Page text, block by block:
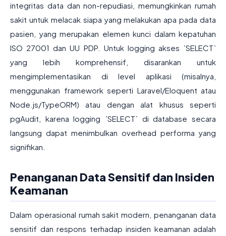
integritas data dan non-repudiasi, memungkinkan rumah
sakit untuk melacak siapa yang melakukan apa pada data
pasien, yang merupakan elemen kunci dalam kepatuhan
ISO 27001 dan UU PDP. Untuk logging akses `SELECT`
yang lebih komprehensif, disarankan untuk
mengimplementasikan di level aplikasi (misalnya,
menggunakan framework seperti Laravel/Eloquent atau
Node.js/TypeORM) atau dengan alat khusus seperti
pgAudit, karena logging `SELECT` di database secara
langsung dapat menimbulkan overhead performa yang
signifikan.
Penanganan Data Sensitif dan Insiden
Keamanan
Dalam operasional rumah sakit modern, penanganan data
sensitif dan respons terhadap insiden keamanan adalah